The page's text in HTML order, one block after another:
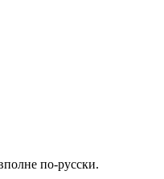
по-русски.